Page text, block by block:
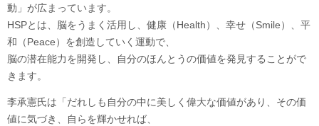
動」が広まっています。
HSPとは、脳をうまく活用し、健康（Health）、幸せ（Smile）、平
和（Peace）を創造していく運動で、
脳の潜在能力を開発し、自分のほんとうの価値を発見することがで
きます。
李承憲氏は「だれしも自分の中に美しく偉大な価値があり、その価
値に気づき、自らを輝かせれば、